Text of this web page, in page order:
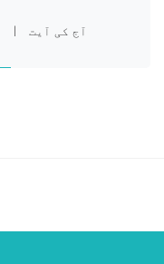
آج کی آیت |